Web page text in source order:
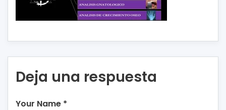
Deja una respuesta
Your Name *